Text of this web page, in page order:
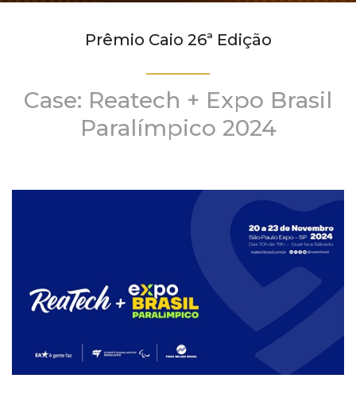
Prêmio Caio 26ª Edição
Case: Reatech + Expo Brasil
Paralímpico 2024